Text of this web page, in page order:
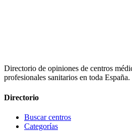
Directorio de opiniones de centros
profesionales sanitarios en toda España.
Directorio
Buscar centros
Categorías